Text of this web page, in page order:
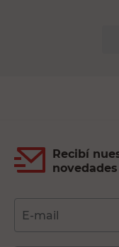
Recibí
novedades
E-mail